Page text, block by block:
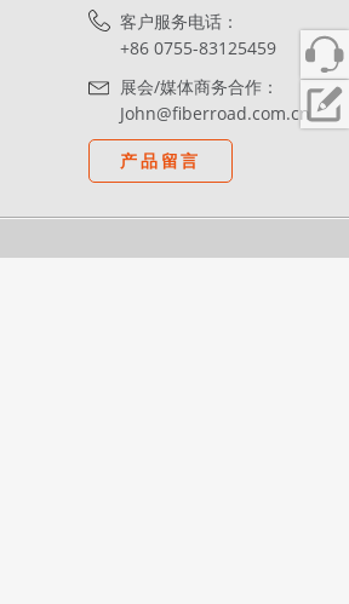
客户服务电话：
+86 0755-83125459
展会/媒体商务合作：
John@fiberroad.com.cn
产品留言